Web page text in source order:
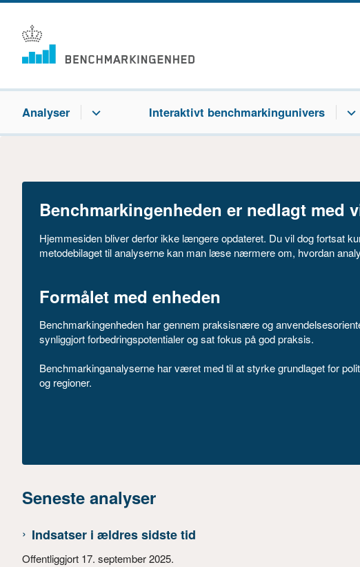
Analyser Interaktivt benchmarkingunivers
Benchmarkingenheden er nedlagt med
Hjemmesiden bliver derfor ikke længere opdateret. Du vil dog fortsat
metodebilaget til analyserne kan man læse nærmere om, hvordan
Formålet med enheden
Benchmarkingenheden har gennem praksisnære og
synliggjort forbedringspotentialer og sat fokus på god praksis.
Benchmarkinganalyserne har været med til at styrke grundlaget for
og regioner.
Seneste analyser
Indsatser i ældres sidste tid
Offentliggjort 17. september 2025.